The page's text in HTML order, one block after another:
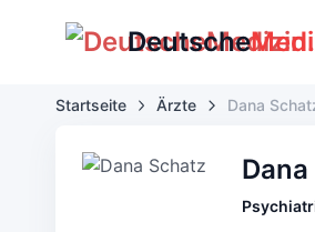
Deutsche
Startseite Ärzte Dana